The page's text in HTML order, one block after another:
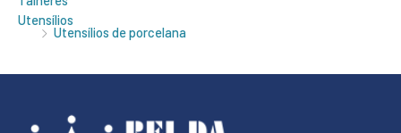
Utensílios
Utensílios de porcelana